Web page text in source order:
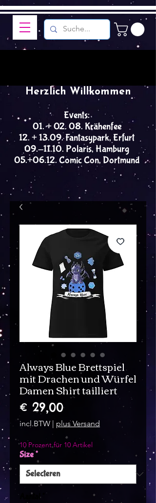
Events:
01. + 02. 08. Krähenfee
12. + 13.09. Fantasypark, Erfurt
09.-11.10. Polaris, Hamburg
05.+06.12. Comic Con, Dortmund
Herzlich Willkommen
Always Blue Brettspiel
mit Drachen und Würfel
Damen Shirt tailliert
€ 29,00Prijs
incl.BTW | plus Versand
10 Prozent für 10 Artikel
Size*
Aantal